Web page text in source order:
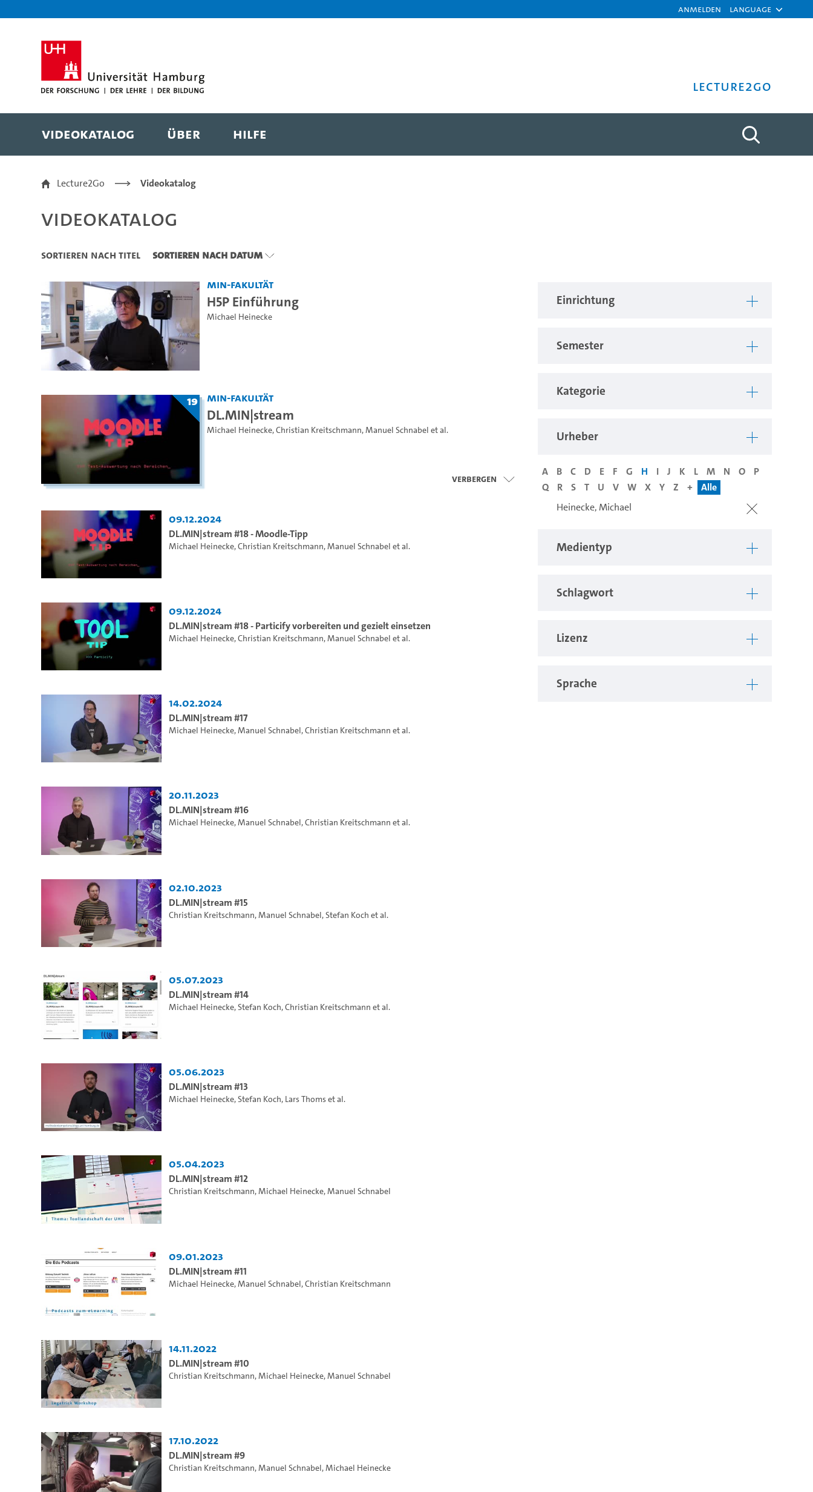
Anmelden Language
Lecture2Go
Videokatalog Über Hilfe
Videokatalog
Lecture2Go Videokatalog
Videokatalog
Sortieren nach Titel Sortieren nach Datum
Einrichtung
Semester
Kategorie
Urheber
A B C D E F G H I J K L M N O
P
Q
R S T U V W X Y Z +
Alle
Heinecke, Michael
Medientyp
Schlagwort
Lizenz
Sprache
MIN-Fakultät
H5P Einführung
Michael Heinecke
19 MIN-Fakultät
DL.MIN|stream
Michael Heinecke,Christian Kreitschmann,Manuel Schnabel et al.
Verbergen
09.12.2024
DL.MIN|stream #18 - Moodle-Tipp
Michael Heinecke,Christian Kreitschmann,Manuel Schnabel et al.
09.12.2024
DL.MIN|stream #18 - Particify vorbereiten und gezielt einsetzen
Michael Heinecke,Christian Kreitschmann,Manuel Schnabel et al.
14.02.2024
DL.MIN|stream #17
Michael Heinecke,Manuel Schnabel,Christian Kreitschmann et al.
20.11.2023
DL.MIN|stream #16
Michael Heinecke,Manuel Schnabel,Christian Kreitschmann et al.
02.10.2023
DL.MIN|stream #15
Christian Kreitschmann,Manuel Schnabel,Stefan Koch et al.
05.07.2023
DL.MIN|stream #14
Michael Heinecke,Stefan Koch,Christian Kreitschmann et al.
05.06.2023
DL.MIN|stream #13
Michael Heinecke,Stefan Koch, Lars Thomset al.
05.04.2023
DL.MIN|stream #12
Christian Kreitschmann,Michael Heinecke,Manuel Schnabel
09.01.2023
DL.MIN|stream #11
Michael Heinecke,Manuel Schnabel,Christian Kreitschmann
14.11.2022
DL.MIN|stream #10
Christian Kreitschmann,Michael Heinecke,Manuel Schnabel
17.10.2022
DL.MIN|stream #9
Christian Kreitschmann,Manuel Schnabel,Michael Heinecke